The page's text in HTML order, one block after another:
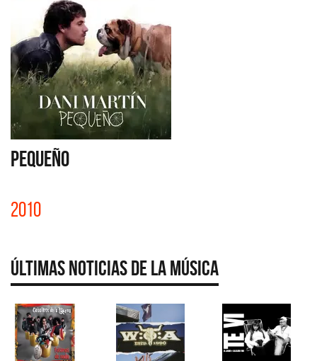
PEQUEÑO
2010
Últimas Noticias de la Música